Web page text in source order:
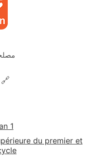
1
du premier et